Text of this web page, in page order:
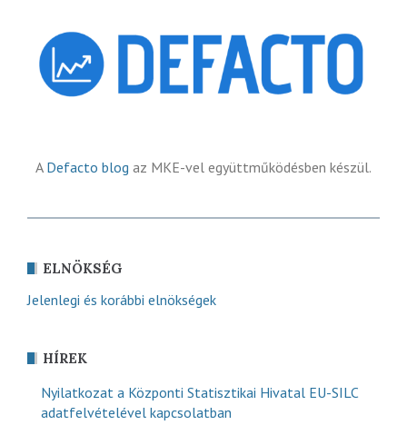
A Defacto blog az MKE-vel együttműködésben készül.
ELNÖKSÉG
Jelenlegi és korábbi elnökségek
HÍREK
Nyilatkozat a Központi Statisztikai Hivatal EU-SILC
adatfelvételével kapcsolatban